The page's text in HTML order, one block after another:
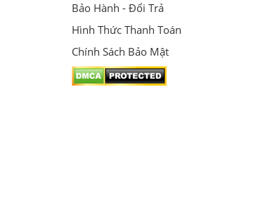
Bảo Hành - Đổi Trả
Hình Thức Thanh Toán
Chính Sách Bảo Mật